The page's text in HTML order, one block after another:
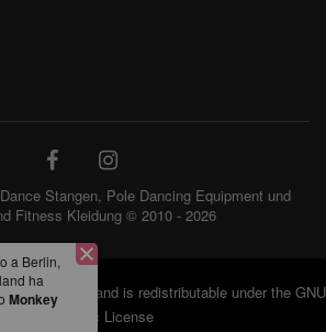
Stangen, Pole Dancing Equipment und
Fitness Kleidung © 2010 - 2026
no warranty and is redistributable under the GNU
General Public License
a Berlin,
ha
Monkey